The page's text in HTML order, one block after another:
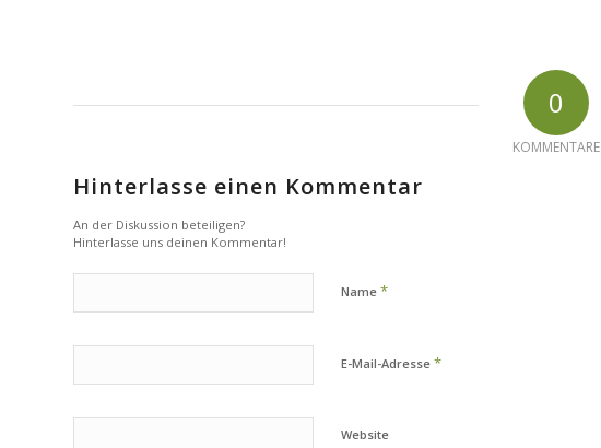
0
KOMMENTARE
Hinterlasse einen Kommentar
An der Diskussion beteiligen?
Hinterlasse uns deinen Kommentar!
Name *
E-Mail-Adresse *
Website